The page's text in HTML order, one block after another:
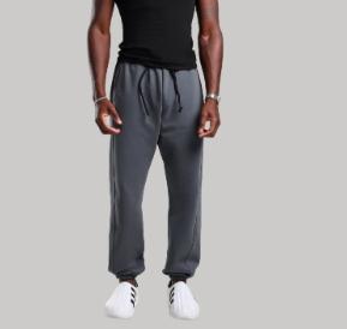
ООО "БАРРАКУДА"
ИНН: 3702198396
ОГРН 1183702008489
политика
конфиденциальности
Помощь покупателю
БАРРАКУДА